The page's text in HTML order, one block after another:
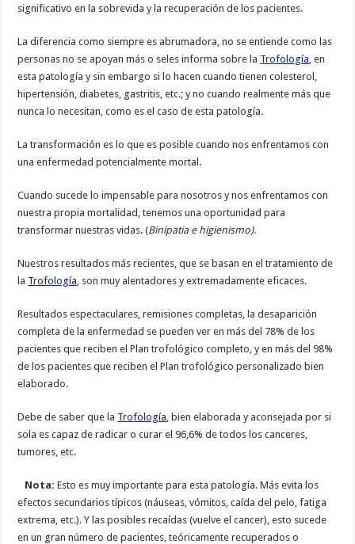
significativo en la sobrevida y la recuperación de los pacientes.
La diferencia como siempre es abrumadora, no se entiende como las
personas no se apoyan más o seles informa sobre la Trofología, en
esta patología y sin embargo si lo hacen cuando tienen colesterol,
hipertensión, diabetes, gastritis, etc.; y no cuando realmente más que
nunca lo necesitan, como es el caso de esta patología.
La transformación es lo que es posible cuando nos enfrentamos con
una enfermedad potencialmente mortal.
Cuando sucede lo impensable para nosotros y nos enfrentamos con
nuestra propia mortalidad, tenemos una oportunidad para
transformar nuestras vidas. (Binipatia e higienismo).
Nuestros resultados más recientes, que se basan en el tratamiento de
la Trofología, son muy alentadores y extremadamente eficaces.
Resultados espectaculares, remisiones completas, la desaparición
completa de la enfermedad se pueden ver en más del 78% de los
pacientes que reciben el Plan trofológico completo, y en más del 98%
de los pacientes que reciben el Plan trofológico personalizado bien
elaborado.
Debe de saber que la Trofología, bien elaborada y aconsejada por si
sola es capaz de radicar o curar el 96,6% de todos los canceres,
tumores, etc.
Nota:Esto es muy importante para esta patología. Más evita los
efectos secundarios típicos (náuseas, vómitos, caída del pelo, fatiga
extrema, etc.). Y las posibles recaídas (vuelve el cancer), esto sucede
en un gran número de pacientes, teóricamente recuperados o